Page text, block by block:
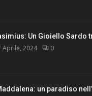
Un Gioiello Sardo
Aprile, 2024 0
un paradiso